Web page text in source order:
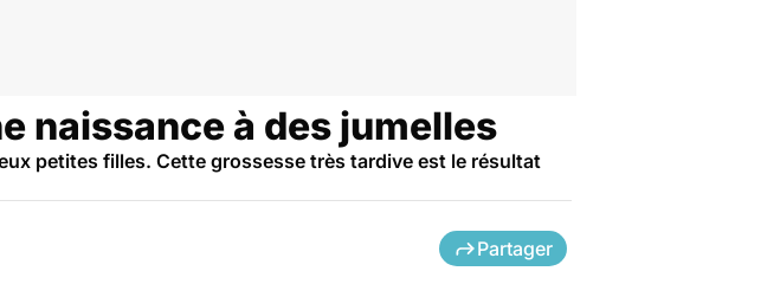
naissance à des jumelles
petites filles. Cette grossesse très tardive est le résultat
Partager